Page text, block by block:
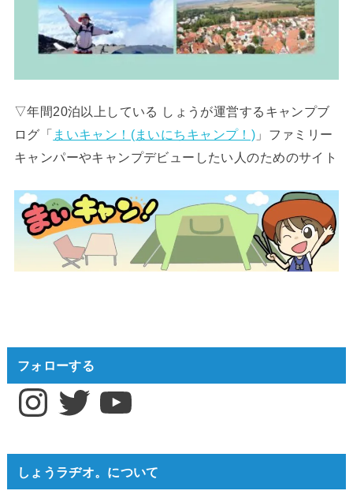
▽年間20泊以上している しょうが運営するキャンプブ
ログ「 まいキャン！(まいにちキャンプ！) 」ファミリー
キャンパーやキャンプデビューしたい人のためのサイト
フォローする
InstagramTwitter YouTube
しょうラヂオ。について